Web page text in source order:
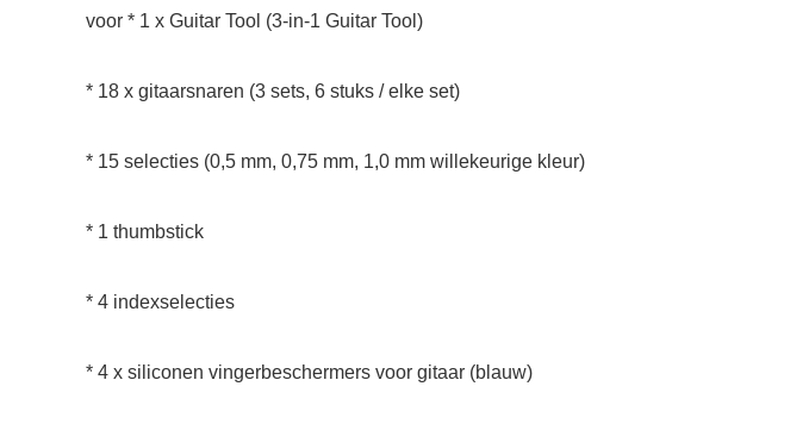
voor * 1 x Guitar Tool (3-in-1 Guitar Tool)
* 18 x gitaarsnaren (3 sets, 6 stuks / elke set)
* 15 selecties (0,5 mm, 0,75 mm, 1,0 mm willekeurige kleur)
* 1 thumbstick
* 4 indexselecties
* 4 x siliconen vingerbeschermers voor gitaar (blauw)